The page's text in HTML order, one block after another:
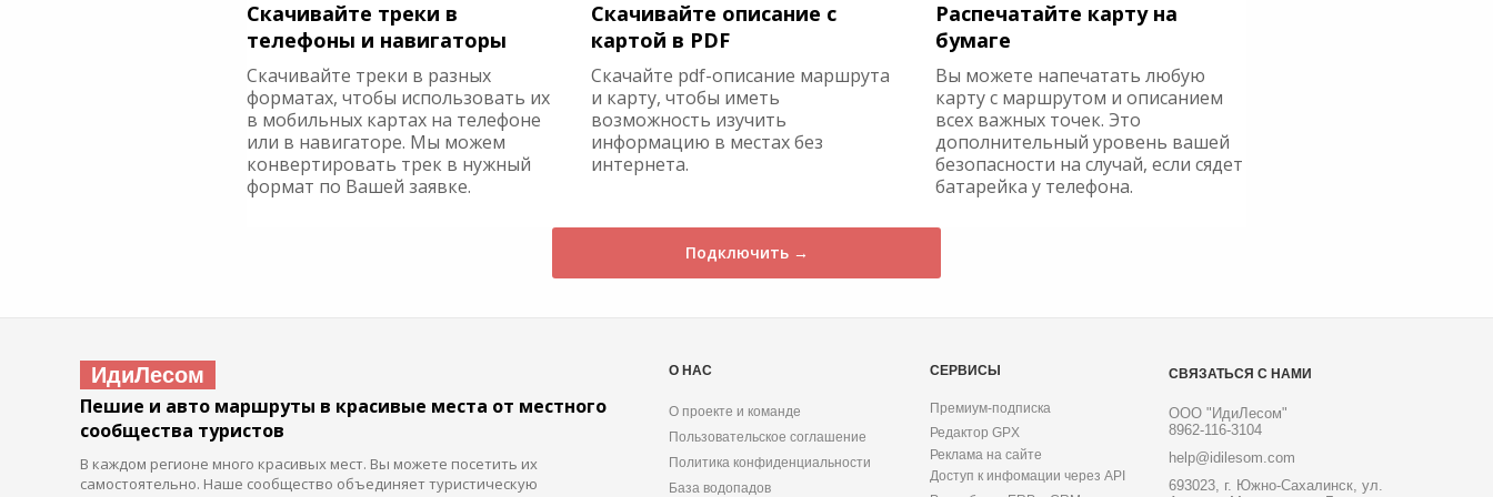
Скачивайте треки в
телефоны и навигаторы
Скачивайте треки в разных
форматах, чтобы использовать их
в мобильных картах на телефоне
или в навигаторе. Мы можем
конвертировать трек в нужный
формат по Вашей заявке.
Скачивайте описание с
картой в PDF
Скачайте pdf-описание маршрута
и карту, чтобы иметь
возможность изучить
информацию в местах без
интернета.
Распечатайте карту на
бумаге
Вы можете напечатать любую
карту с маршрутом и описанием
всех важных точек. Это
дополнительный уровень вашей
безопасности на случай, если сядет
батарейка у телефона.
Подключить →
ИдиЛесом
Пешие и авто маршруты в красивые места от местного
сообщества туристов
В каждом регионе много красивых мест. Вы можете посетить их
самостоятельно. Наше сообщество объединяет туристическую
О НАС
О проекте и команде
Пользовательское соглашение
Политика конфиденциальности
База водопадов
СЕРВИСЫ
Премиум-подписка
Редактор GPX
Реклама на сайте
Доступ к инфомации через API
СВЯЗАТЬСЯ С НАМИ
ООО "ИдиЛесом"
8962-116-3104
help@idilesom.com
693023, г. Южно-Сахалинск, ул.